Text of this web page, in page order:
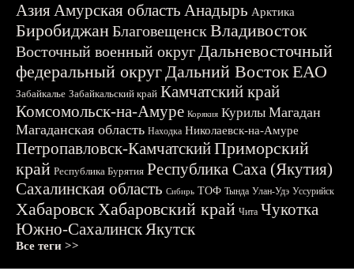
АзияАмурская область Анадырь Арктика
БиробиджанБлаговещенскВладивосток
Восточный военный округДальневосточный
федеральный округДальний ВостокЕАО
Забайкалье Забайкальский край Камчатский край
Комсомольск-на-Амуре Корякия Курилы Магадан
Магаданская область Находка Николаевск-на-Амуре
Петропавловск-КамчатскийПриморский
край Республика Бурятия Республика Саха (Якутия)
Сахалинская область Сибирь ТОФ Тында Улан-Удэ Уссурийск
ХабаровскХабаровский край Чита Чукотка
Южно-СахалинскЯкутск
Все теги >>